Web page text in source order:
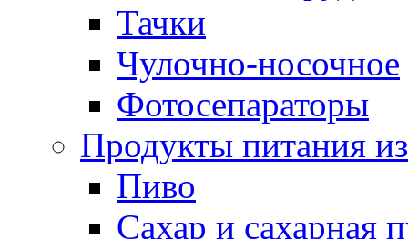
Тачки
Чулочно-носочное
Фотосепараторы
Продукты питания
Пиво
Сахар и сахарная